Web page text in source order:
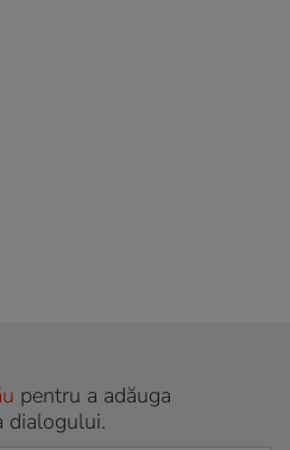
pentru a adăuga
dialogului.